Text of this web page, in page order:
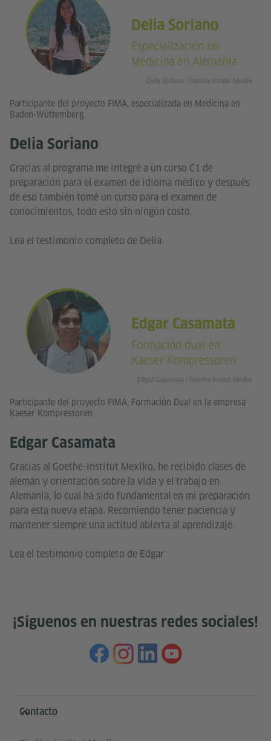
Participante del proyecto FIMA, especializada en Medicina en
Baden-Wüttemberg.
Delia Soriano
Gracias al programa me integré a un curso C1 de
preparación para el examen de idioma médico y después
de eso también tomé un curso para el examen de
conocimientos, todo esto sin ningún costo.
Lea el testimonio completo de Delia
Delia Soriano / Goethe-Institut Mexiko
Participante del proyecto FIMA, Formación Dual en la empresa
Kaeser Kompressoren.
Edgar Casamata
Gracias al Goethe-Institut Mexiko, he recibido clases de
alemán y orientación sobre la vida y el trabajo en
Alemania, lo cual ha sido fundamental en mi preparación
para esta nueva etapa. Recomiendo tener paciencia y
mantener siempre una actitud abierta al aprendizaje.
Lea el testimonio completo de Edgar
Edgar Casamata / Goethe-Institut Mexiko
¡Síguenos en nuestras redes sociales!
Service- und Informationsbereich
Contacto